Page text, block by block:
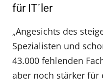
für IT´ler
„Angesichts des
Spezialisten und
43.000 fehlenden
aber noch stärker